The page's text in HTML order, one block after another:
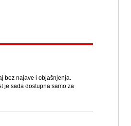
bez najave i objašnjenja.
je sada dostupna samo za